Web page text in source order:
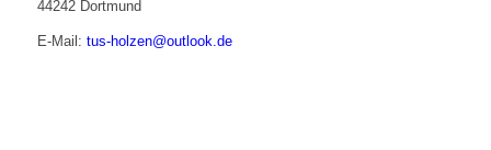
44242 Dortmund
E-Mail: tus-holzen@outlook.de